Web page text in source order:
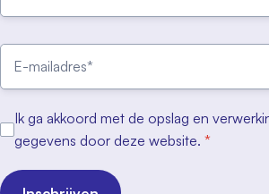
Ik ga akkoord met de opslag en
gegevens door deze website. *